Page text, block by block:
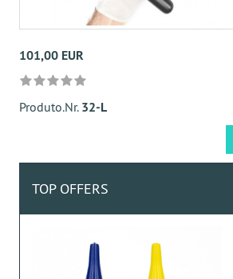
101,00 EUR
Produto.Nr. 32-L
TOP OFFERS